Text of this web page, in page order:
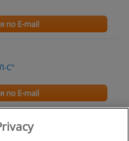
по E-mail
С"
по E-mail